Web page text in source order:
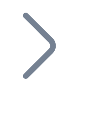
Bitnovo
dans votre entreprise et
écosystème.
distributeurs et